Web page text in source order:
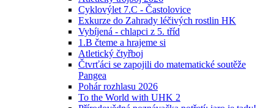
Cyklovýlet 7.C - Častolovice
Exkurze do Zahrady léčivých rostlin HK
Vybíjená - chlapci z 5. tříd
1.B čteme a hrajeme si
Atletický čtyřboj
Čtvrťáci se zapojili do matematické soutěže
Pangea
Pohár rozhlasu 2026
To the World with UHK 2